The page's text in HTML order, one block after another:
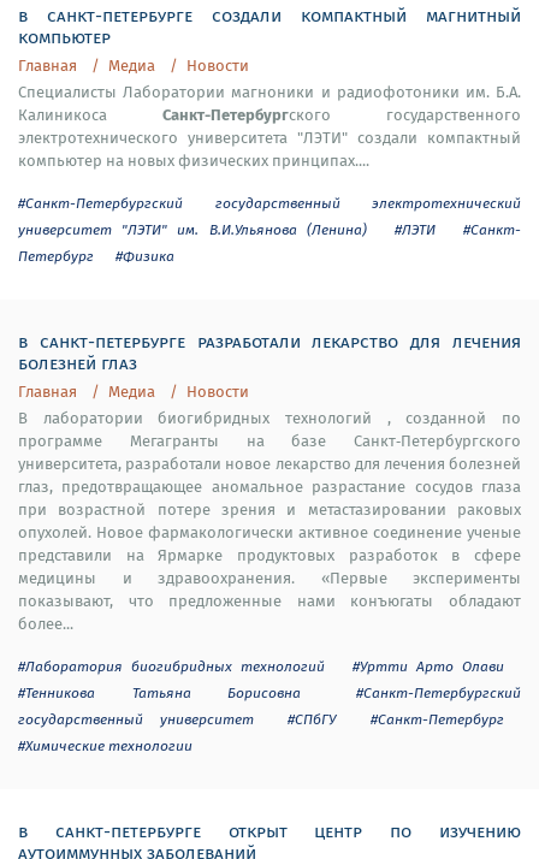
в санкт-петербурге создали компактный магнитный
компьютер
Главная Медиа
Новости
Специалисты Лаборатории магноники и радиофотоники им. Б.А.
Калиникоса Санкт-Петербургского государственного
электротехнического университета "ЛЭТИ" создали компактный
компьютер на новых физических принципах....
#Санкт-Петербургский государственный электротехнический
университет "ЛЭТИ" им. В.И.Ульянова (Ленина)
#ЛЭТИ
#Санкт-
Петербург
#Физика
в санкт-петербурге разработали лекарство для лечения
болезней глаз
Главная Медиа
Новости
В лаборатории биогибридных технологий , созданной по
программе Мегагранты на базе Санкт‑Петербургского
университета, разработали новое лекарство для лечения болезней
глаз, предотвращающее аномальное разрастание сосудов глаза
при возрастной потере зрения и метастазировании раковых
опухолей. Новое фармакологически активное соединение ученые
представили на Ярмарке продуктовых разработок в сфере
медицины и здравоохранения. «Первые эксперименты
показывают, что предложенные нами конъюгаты обладают
более...
#Лаборатория биогибридных технологий
#Уртти Арто Олави
#Тенникова Татьяна Борисовна
#Санкт-Петербургский
государственный университет
#СПбГУ
#Санкт-Петербург
#Химические технологии
в санкт-петербурге открыт центр по изучению
аутоиммунных заболеваний